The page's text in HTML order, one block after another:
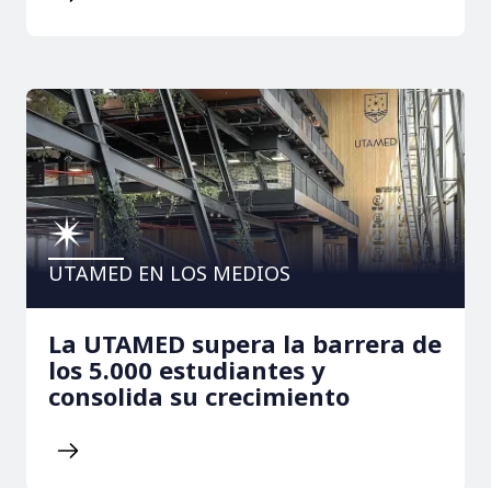
UTAMED EN LOS MEDIOS
La UTAMED supera la barrera de
los 5.000 estudiantes y
consolida su crecimiento